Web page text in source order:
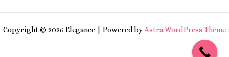
Copyright © 2026 Elegance | Powered byAstra WordPress Theme